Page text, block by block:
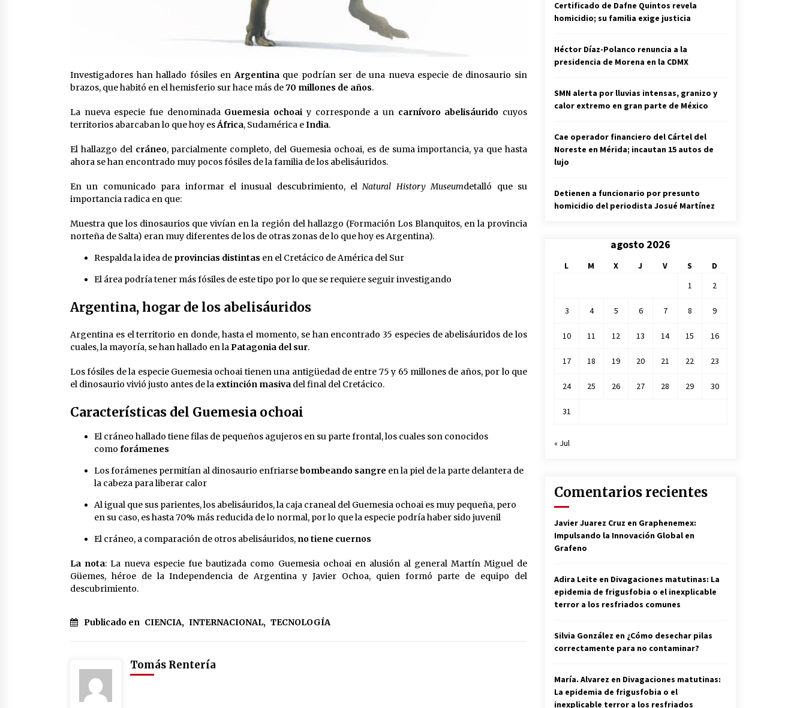
Investigadores han hallado fósiles enArgentinaque podrían ser de una nueva especie de dinosaurio sin
brazos, que habitó en el hemisferio sur hace más de70 millones de años.
La nueva especie fue denominada Guemesia ochoai y corresponde a uncarnívoro abelisáurido cuyos
territorios abarcaban lo que hoy esÁfrica, Sudamérica eIndia.
El hallazgo del cráneo, parcialmente completo, del Guemesia ochoai, es de suma importancia, ya que hasta
ahora se han encontrado muy pocos fósiles de la familia de los abelisáuridos.
En un comunicado para informar el inusual descubrimiento, elNatural History Museumdetalló que su
importancia radica en que:
Muestra que los dinosaurios que vivían en la región del hallazgo (Formación Los Blanquitos, en la provincia
norteña de Salta) eran muy diferentes de los de otras zonas de lo que hoy es Argentina).
Respalda la idea de provincias distintas en el Cretácico de América del Sur
El área podría tener más fósiles de este tipo por lo que se requiere seguir investigando
Argentina, hogar de los abelisáuridos
Argentina es el territorio en donde, hasta el momento, se han encontrado 35 especies de abelisáuridos de los
cuales, la mayoría, se han hallado en laPatagonia del sur.
Los fósiles de la especie Guemesia ochoai tienen una antigüedad de entre 75 y 65 millones de años, por lo que
el dinosaurio vivió justo antes de la extinción masiva del final del Cretácico.
Características del Guemesia ochoai
El cráneo hallado tiene filas de pequeños agujeros en su parte frontal, los cuales son conocidos
como forámenes
Los forámenes permitían al dinosaurio enfriarsebombeando sangre en la piel de la parte delantera de
la cabeza para liberar calor
Al igual que sus parientes, los abelisáuridos, la caja craneal del Guemesia ochoai es muy pequeña, pero
en su caso, es hasta 70% más reducida de lo normal, por lo que la especie podría haber sido juvenil
El cráneo, a comparación de otros abelisáuridos, no tiene cuernos
La nota: La nueva especie fue bautizada como Guemesia ochoai en alusión al general Martín Miguel de
Güemes, héroe de la Independencia de Argentina y Javier Ochoa, quien formó parte de equipo del
descubrimiento.
Publicado en CIENCIA, INTERNACIONAL, TECNOLOGÍA
Tomás Rentería
Certificado de Dafne Quintos revela
homicidio; su familia exige justicia
Héctor Díaz-Polanco renuncia a la
presidencia de Morena en la CDMX
SMN alerta por lluvias intensas, granizo y
calor extremo en gran parte de México
Cae operador financiero del Cártel del
Noreste en Mérida; incautan 15 autos de
lujo
Detienen a funcionario por presunto
homicidio del periodista Josué Martínez
agosto 2026
L M X J V S
D
1
2
3 4 5 6 7 8 9
10 11 12 13 14 15 16
17 18 19 20 21 22 23
24 25 26 27 28 29 30
31
« Jul
Comentarios recientes
Javier Juarez Cruz en Graphenemex:
Impulsando la Innovación Global en
Grafeno
Adira Leite en Divagaciones matutinas: La
epidemia de frigusfobia o el inexplicable
terror a los resfriados comunes
Silvia González en ¿Cómo desechar pilas
correctamente para no contaminar?
María. Alvarez en Divagaciones matutinas:
La epidemia de frigusfobia o el
inexplicable terror a los resfriados